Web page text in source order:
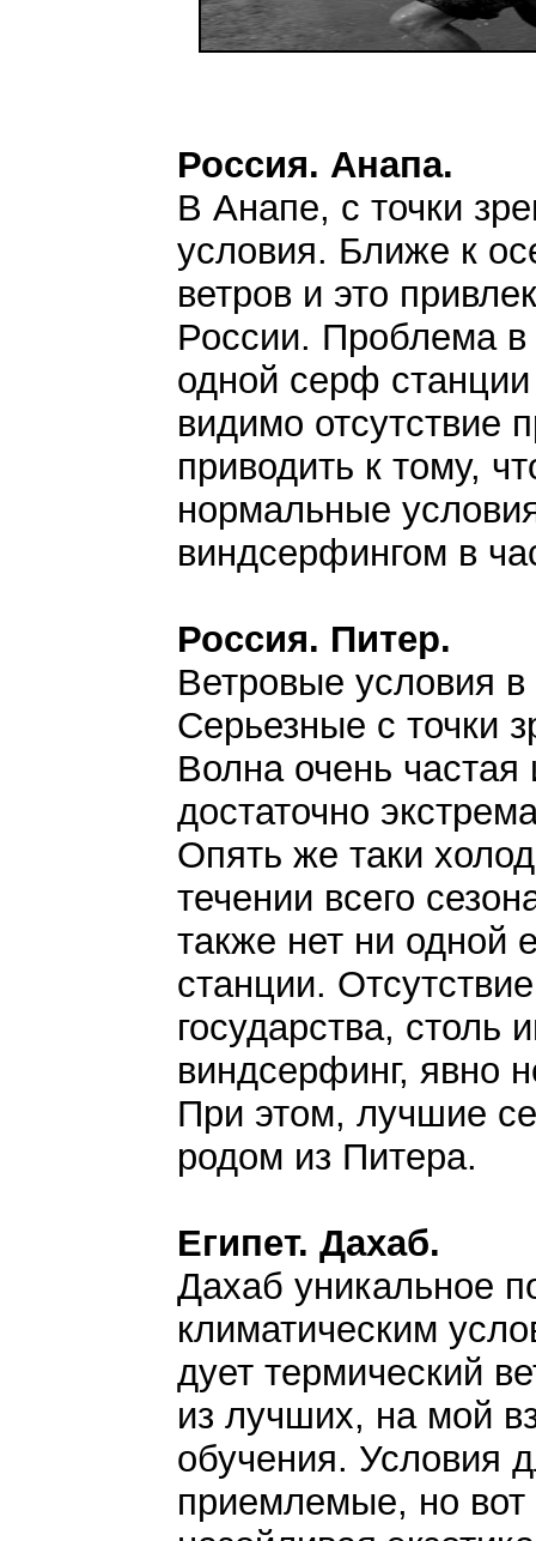
Россия. Анапа.
В Анапе, с точки
условия. Ближе к
ветров и это
России. Проблема в
одной серф
видимо отсутствие
приводить к тому,
нормальные
виндсерфингом в
Россия. Питер.
Ветровые условия
Серьезные с точки
Волна очень частая
достаточно
Опять же таки
течении всего
также нет ни одной
станции.
государства, столь
виндсерфинг, явно
При этом, лучшие
родом из Питера.
Египет. Дахаб.
Дахаб уникальное
климатическим
дует термический
из лучших, на мой
обучения. Условия
приемлемые, но вот